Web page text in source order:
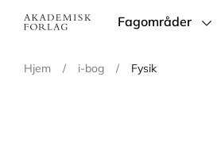
Main
Fagområder
Hjem / i-bog / Fysik